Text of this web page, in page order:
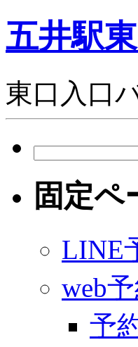
五井駅
東口入口
固定ペ
LINE
web
予